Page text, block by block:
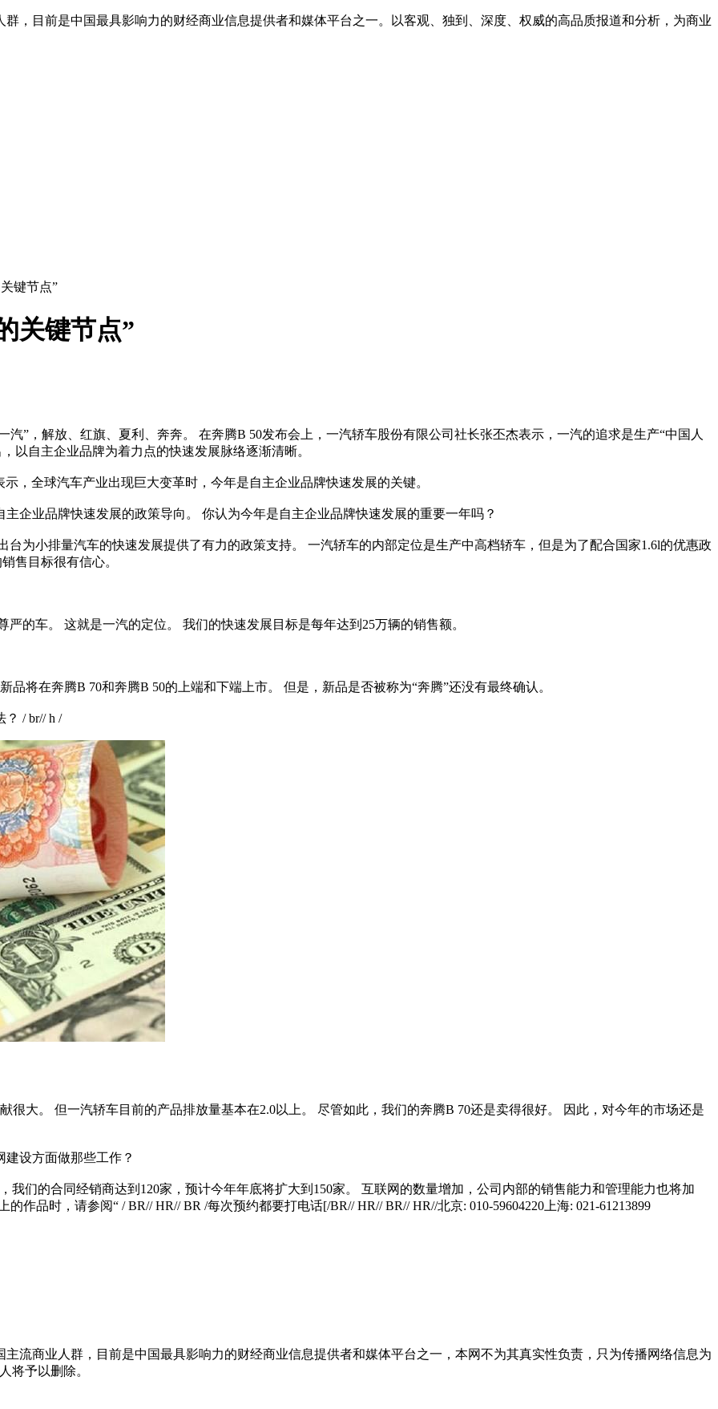
，目前是中国最具影响力的财经商业信息提供者和媒体平台之一。以客观、独到、深度、权威的高品质报道和分析，为商业
键节点”
关键节点”
”，解放、红旗、夏利、奔奔。 在奔腾B 50发布会上，一汽轿车股份有限公司社长张丕杰表示，一汽的追求是生产“中国人
以自主企业品牌为着力点的快速发展脉络逐渐清晰。
，全球汽车产业出现巨大变革时，今年是自主企业品牌快速发展的关键。
企业品牌快速发展的政策导向。 你认为今年是自主企业品牌快速发展的重要一年吗？
为小排量汽车的快速发展提供了有力的政策支持。 一汽轿车的内部定位是生产中高档轿车，但是为了配合国家1.6l的优惠政
售目标很有信心。
的车。 这就是一汽的定位。 我们的快速发展目标是每年达到25万辆的销售额。
将在奔腾B 70和奔腾B 50的上端和下端上市。 但是，新品是否被称为“奔腾”还没有最终确认。
/ br// h /
很大。 但一汽轿车目前的产品排放量基本在2.0以上。 尽管如此，我们的奔腾B 70还是卖得很好。 因此，对今年的市场还是
设方面做那些工作？
我们的合同经销商达到120家，预计今年年底将扩大到150家。 互联网的数量增加，公司内部的销售能力和管理能力也将加
的作品时，请参阅“ / BR// HR// BR /每次预约都要打电话[/BR// HR// BR// HR//北京: 010-59604220上海: 021-61213899
流商业人群，目前是中国最具影响力的财经商业信息提供者和媒体平台之一，本网不为其真实性负责，只为传播网络信息为
将予以删除。